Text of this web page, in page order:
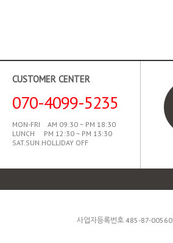
CUSTOMER CENTER
070-4099-5235
MON-FRI AM 09:30 ~ PM 18:30
LUNCH PM 12:30 ~ PM 13:30
SAT.SUN.HOLLIDAY OFF
사업자등록번호 485-87-00560